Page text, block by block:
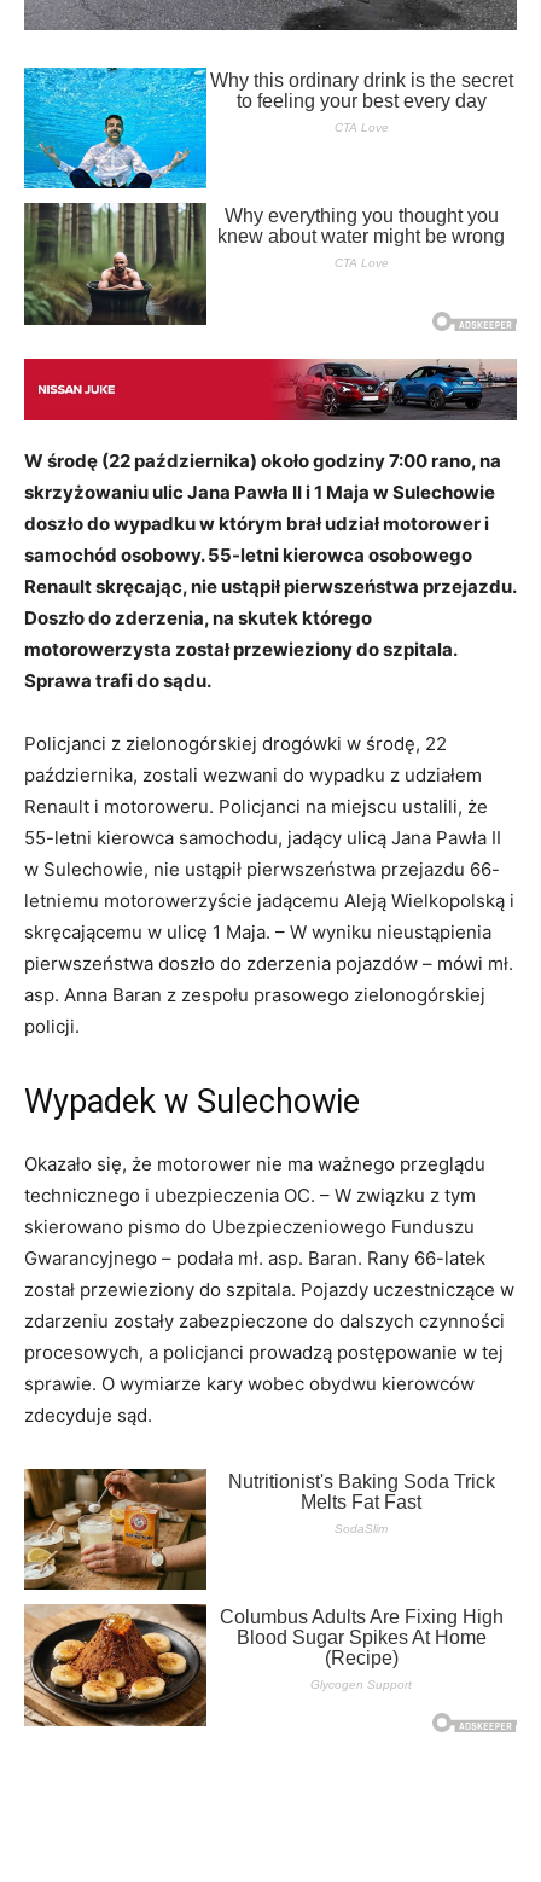
W środę (22 października) około godziny 7:00 rano, na
skrzyżowaniu ulic Jana Pawła II i 1 Maja w Sulechowie
doszło do wypadku w którym brał udział motorower i
samochód osobowy. 55-letni kierowca osobowego
Renault skręcając, nie ustąpił pierwszeństwa przejazdu.
Doszło do zderzenia, na skutek którego
motorowerzysta został przewieziony do szpitala.
Sprawa trafi do sądu.
Policjanci z zielonogórskiej drogówki w środę, 22
października, zostali wezwani do wypadku z udziałem
Renault i motoroweru. Policjanci na miejscu ustalili, że
55-letni kierowca samochodu, jadący ulicą Jana Pawła II
w Sulechowie, nie ustąpił pierwszeństwa przejazdu 66-
letniemu motorowerzyście jadącemu Aleją Wielkopolską i
skręcającemu w ulicę 1 Maja. – W wyniku nieustąpienia
pierwszeństwa doszło do zderzenia pojazdów – mówi mł.
asp. Anna Baran z zespołu prasowego zielonogórskiej
policji.
Wypadek w Sulechowie
Okazało się, że motorower nie ma ważnego przeglądu
technicznego i ubezpieczenia OC. – W związku z tym
skierowano pismo do Ubezpieczeniowego Funduszu
Gwarancyjnego – podała mł. asp. Baran. Rany 66-latek
został przewieziony do szpitala. Pojazdy uczestniczące w
zdarzeniu zostały zabezpieczone do dalszych czynności
procesowych, a policjanci prowadzą postępowanie w tej
sprawie. O wymiarze kary wobec obydwu kierowców
zdecyduje sąd.